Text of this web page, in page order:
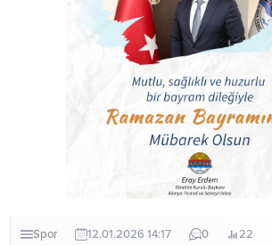
Spor 12.01.2026 14:17 0 22